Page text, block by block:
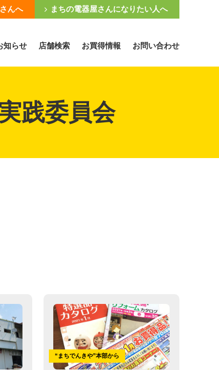
知らせ 店舗検索 お買得情報 お問い合わせ
んへ まちの電器屋さんになりたい人へ
践委員会
“まちでんきや”本部から